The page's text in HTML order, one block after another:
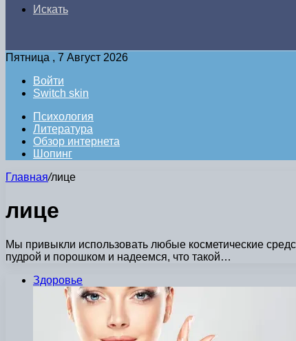
Искать
Пятница , 7 Август 2026
Войти
Switch skin
Психология
Литература
Обзор интернета
Шопинг
Главная/лице
лице
Мы привыкли использовать любые косметические
пудрой и порошком и надеемся, что такой…
Здоровье